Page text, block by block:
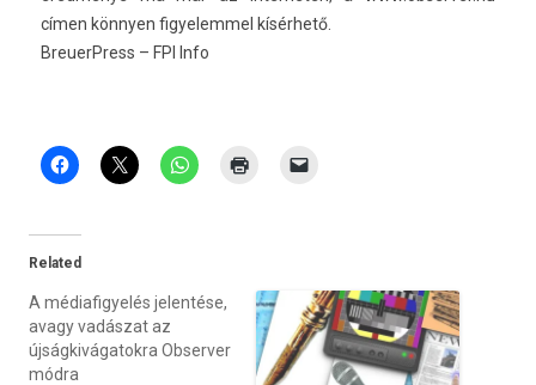
címen könnyen figyelem­mel kísérhető.
BreuerPress – FPI Info
Related
A médiafigyelés jelentése,
avagy vadászat az
újságkivágatokra Observer
módra